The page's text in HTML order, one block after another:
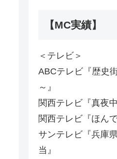
【MC実績】
＜テレビ＞
ABCテレビ『歴史
～』
関西テレビ『真夜中
関西テレビ『ほん
サンテレビ『兵庫
当』